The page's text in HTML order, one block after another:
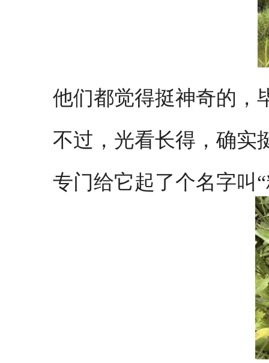
他们都觉得挺神奇的，
不过，光看长得，确实
专门给它起了个名字叫